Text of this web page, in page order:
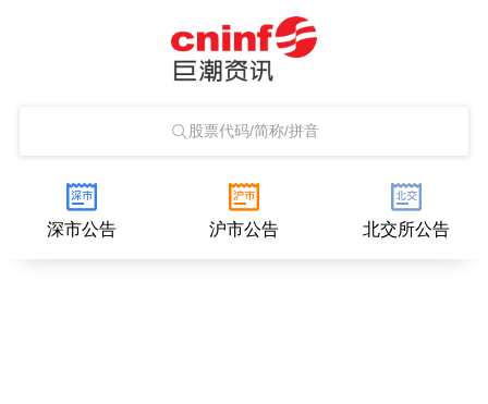
股票代码/简称/拼音
深市公告 沪市公告 北交所公告